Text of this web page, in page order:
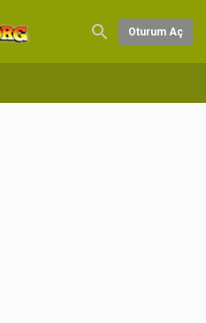
Oturum Aç